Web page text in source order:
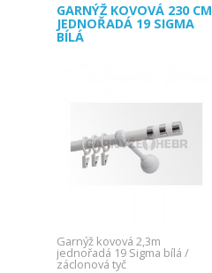
GARNÝŽ KOVOVÁ 230 CM
JEDNOŘADÁ 19 SIGMA
BÍLÁ
Garnýž kovová 2,3m
jednořadá 19 Sigma bílá /
záclonová tyč